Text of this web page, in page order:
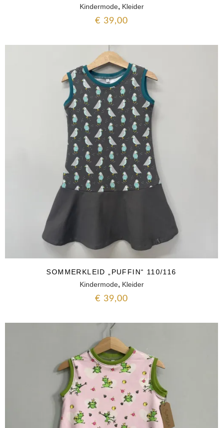
Kindermode, Kleider
€ 39,00
SOMMERKLEID „PUFFIN“ 110/116
Kindermode, Kleider
€ 39,00